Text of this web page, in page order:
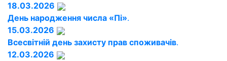
18.03.2026
День народження числа «Пі».
15.03.2026
Всесвітній день захисту прав споживачів.
12.03.2026